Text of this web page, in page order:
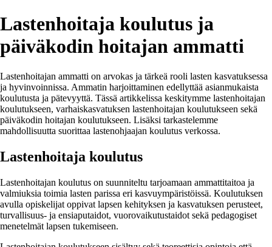
Lastenhoitaja koulutus ja
päiväkodin hoitajan ammatti
Lastenhoitajan ammatti on arvokas ja tärkeä rooli lasten kasvatuksessa
ja hyvinvoinnissa. Ammatin harjoittaminen edellyttää asianmukaista
koulutusta ja pätevyyttä. Tässä artikkelissa keskitymme lastenhoitajan
koulutukseen, varhaiskasvatuksen lastenhoitajan koulutukseen sekä
päiväkodin hoitajan koulutukseen. Lisäksi tarkastelemme
mahdollisuutta suorittaa lastenohjaajan koulutus verkossa.
Lastenhoitaja koulutus
Lastenhoitajan koulutus on suunniteltu tarjoamaan ammattitaitoa ja
valmiuksia toimia lasten parissa eri kasvuympäristöissä. Koulutuksen
avulla opiskelijat oppivat lapsen kehityksen ja kasvatuksen perusteet,
turvallisuus- ja ensiaputaidot, vuorovaikutustaidot sekä pedagogiset
menetelmät lapsen tukemiseen.